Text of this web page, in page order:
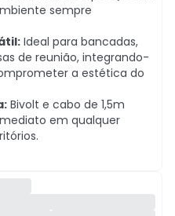
sempre
Ideal para bancadas,
de reunião, integrando-
a estética do
Bivolt e cabo de 1,5m
em qualquer